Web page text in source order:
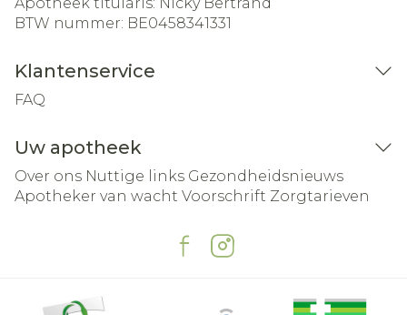
BTW nummer: BE0458341331
Klantenservice
FAQ
Uw apotheek
Over ons Nuttige links Gezondheidsnieuws
Apotheker van wacht Voorschrift Zorgtarieven